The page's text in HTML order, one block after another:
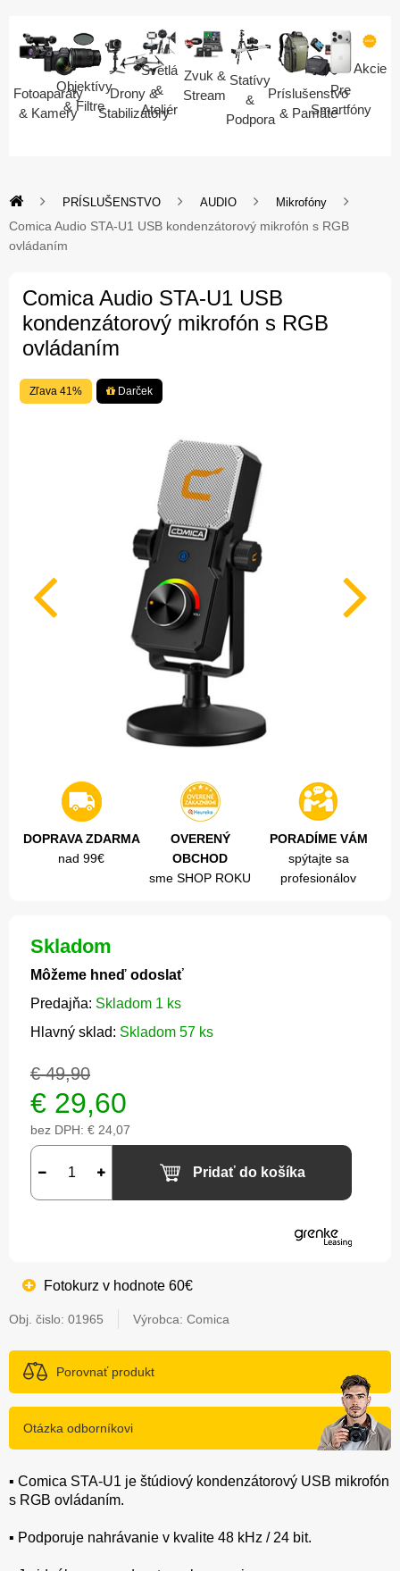
Fotoaparáty
& Kamery
Objektívy
& Filtre
Drony &
Stabilizátory
Svetlá
&
Ateliér
Zvuk &
Stream
Statívy
&
Podpora
Príslušenstvo
& Pamäte
Pre
Smartfóny
Akcie
PRÍSLUŠENSTVO AUDIO Mikrofóny
Comica Audio STA-U1 USB kondenzátorový mikrofón s RGB
ovládaním
Comica Audio STA-U1 USB
kondenzátorový mikrofón s RGB
ovládaním
Zľava 41% Darček
DOPRAVA ZDARMA
nad 99€
OVERENÝ
OBCHOD
sme SHOP ROKU
PORADÍME VÁM
spýtajte sa
profesionálov
Skladom
Môžeme hneď odoslať
Predajňa: Skladom 1 ks
Hlavný sklad: Skladom 57 ks
€ 49,90
€ 29,60
bez DPH: € 24,07
Pridať do košíka
Fotokurz v hodnote 60€
Obj. čislo: 01965 Výrobca: Comica
Porovnať produkt
Otázka odborníkovi
▪️ Comica STA-U1 je štúdiový kondenzátorový USB mikrofón
s RGB ovládaním.
▪️ Podporuje nahrávanie v kvalite 48 kHz / 24 bit.